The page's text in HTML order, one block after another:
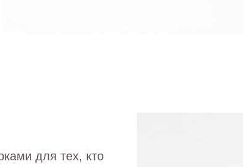
для тех, кто